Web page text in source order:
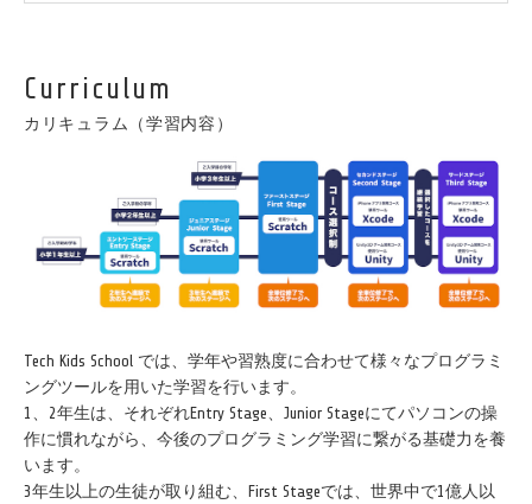
Curriculum
カリキュラム（学習内容）
Tech Kids School では、学年や習熟度に合わせて様々なプログラミ
ングツールを用いた学習を行います。
1、2年生は、それぞれEntry Stage、Junior Stageにてパソコンの操
作に慣れながら、今後のプログラミング学習に繋がる基礎力を養
います。
3年生以上の生徒が取り組む、First Stageでは、世界中で1億人以